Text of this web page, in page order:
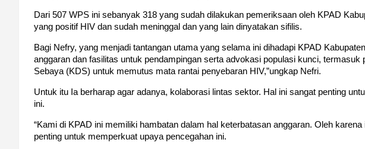
Dari 507 WPS ini sebanyak 318 yang sudah dilakukan pemeriksaan oleh KPAD
yang positif HIV dan sudah meninggal dan yang lain dinyatakan sifilis.
Bagi Nefry, yang menjadi tantangan utama yang selama ini dihadapi KPAD
anggaran dan fasilitas untuk pendampingan serta advokasi populasi kunci, termasuk
Sebaya (KDS) untuk memutus mata rantai penyebaran HIV,”ungkap Nefri.
Untuk itu Ia berharap agar adanya, kolaborasi lintas sektor. Hal ini sangat penting
ini.
“Kami di KPAD ini memiliki hambatan dalam hal keterbatasan anggaran. Oleh
penting untuk memperkuat upaya pencegahan ini.